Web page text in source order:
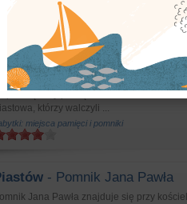
miejsca pamięci i pomniki
- Pomnik pamięci
pamięci znajduje się za blokiem
poświęcony pamięci harcerkom i
którzy walczyli ...
miejsca pamięci i pomniki
- Pomnik Jana Pawła
Jana Pawła znajduje się przy